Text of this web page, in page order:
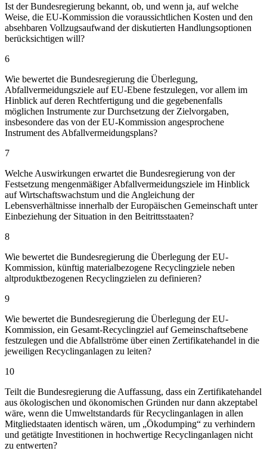
Ist der Bundesregierung bekannt, ob, und wenn ja, auf welche
Weise, die EU-Kommission die voraussichtlichen Kosten und den
absehbaren Vollzugsaufwand der diskutierten Handlungsoptionen
berücksichtigen will?
6
Wie bewertet die Bundesregierung die Überlegung,
Abfallvermeidungsziele auf EU-Ebene festzulegen, vor allem im
Hinblick auf deren Rechtfertigung und die gegebenenfalls
möglichen Instrumente zur Durchsetzung der Zielvorgaben,
insbesondere das von der EU-Kommission angesprochene
Instrument des Abfallvermeidungsplans?
7
Welche Auswirkungen erwartet die Bundesregierung von der
Festsetzung mengenmäßiger Abfallvermeidungsziele im Hinblick
auf Wirtschaftswachstum und die Angleichung der
Lebensverhältnisse innerhalb der Europäischen Gemeinschaft unter
Einbeziehung der Situation in den Beitrittsstaaten?
8
Wie bewertet die Bundesregierung die Überlegung der EU-
Kommission, künftig materialbezogene Recyclingziele neben
altproduktbezogenen Recyclingzielen zu definieren?
9
Wie bewertet die Bundesregierung die Überlegung der EU-
Kommission, ein Gesamt-Recyclingziel auf Gemeinschaftsebene
festzulegen und die Abfallströme über einen Zertifikatehandel in die
jeweiligen Recyclinganlagen zu leiten?
10
Teilt die Bundesregierung die Auffassung, dass ein Zertifikatehandel
aus ökologischen und ökonomischen Gründen nur dann akzeptabel
wäre, wenn die Umweltstandards für Recyclinganlagen in allen
Mitgliedstaaten identisch wären, um „Ökodumping“ zu verhindern
und getätigte Investitionen in hochwertige Recyclinganlagen nicht
zu entwerten?